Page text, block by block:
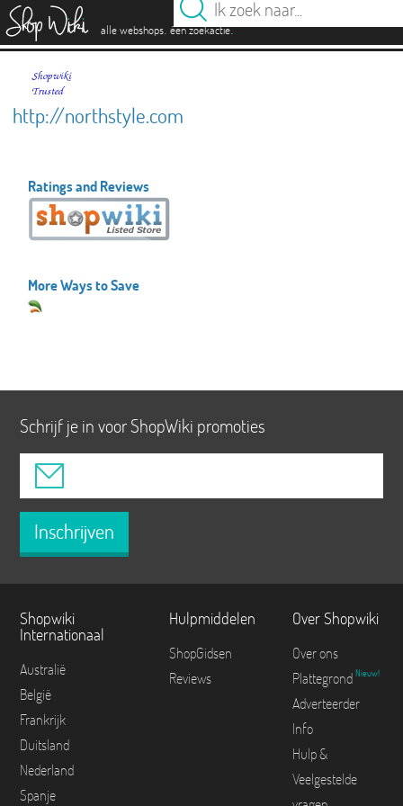
alle webshops. één zoekactie.
http://northstyle.com
Ratings and Reviews
More Ways to Save
Schrijf je in voor ShopWiki promoties
Inschrijven
Shopwiki
Internationaal
Australië
België
Frankrijk
Duitsland
Nederland
Spanje
Hulpmiddelen
ShopGidsen
Reviews
Over Shopwiki
Over ons
Plattegrond Nieuw!
Adverteerder
Info
Hulp &
Veelgestelde